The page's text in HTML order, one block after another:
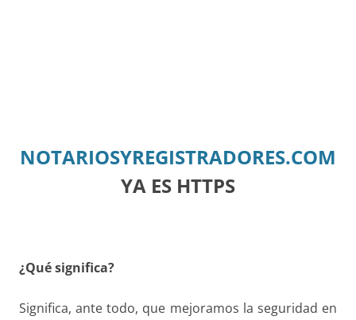
NOTARIOSYREGISTRADORES.COM
YA ES HTTPS
¿Qué significa?
Significa, ante todo, que mejoramos la seguridad en